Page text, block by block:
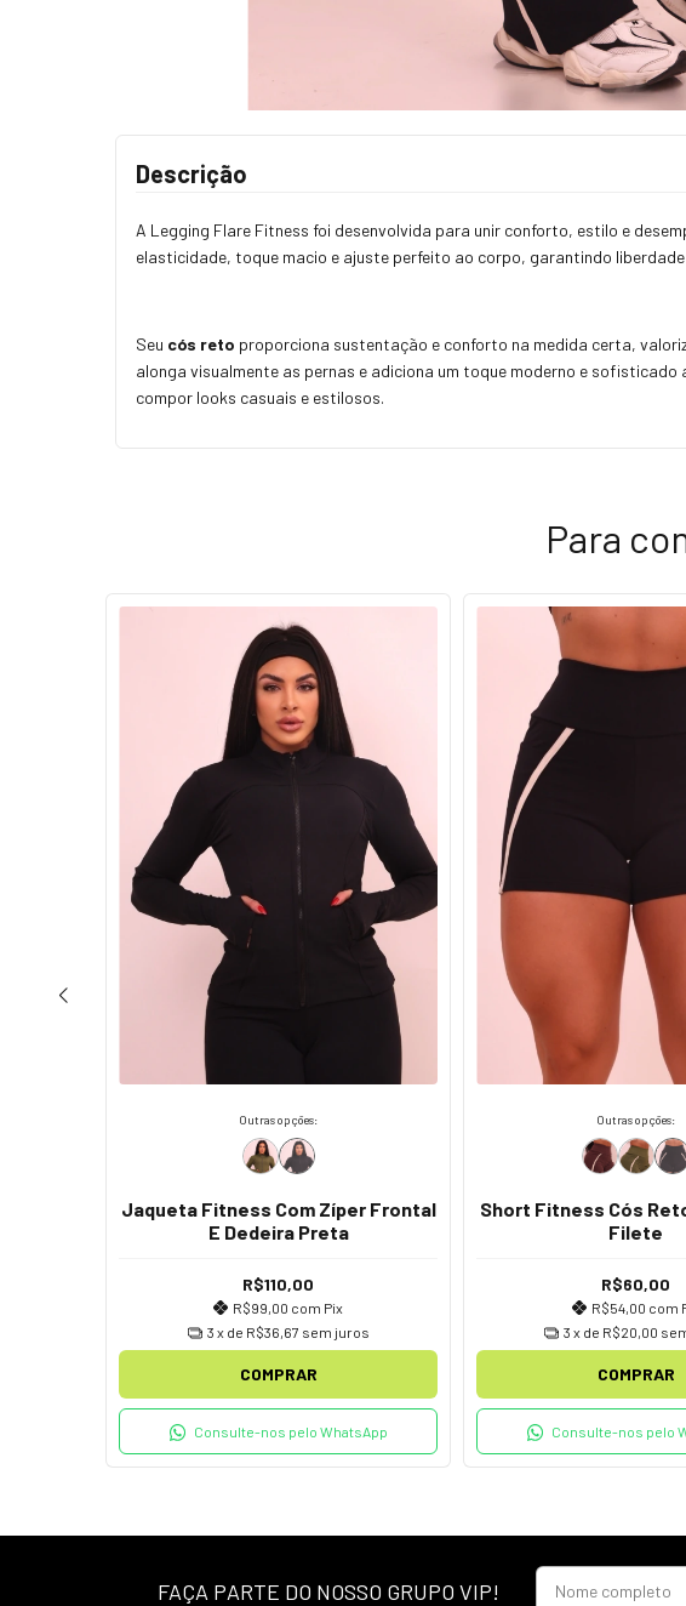
Descrição
A Legging Flare Fitness foi desenvolvida para unir conforto, estilo e
elasticidade, toque macio e ajuste perfeito ao corpo, garantindo
Seu cós reto proporciona sustentação e conforto na medida certa,
alonga visualmente as pernas e adiciona um toque moderno e sofisticado
compor looks casuais e estilosos.
Para
Outras opções:
Jaqueta Fitness Com Zíper Frontal
E Dedeira Preta
R$110,00
R$99,00 com Pix
3 x de R$36,67 sem juros
COMPRAR
Consulte-nos pelo WhatsApp
Outras opções:
Short Fitness Cós
Filete
R$60,00
R$54,00 com
3 x de R$20,00
COMPRAR
Consulte-nos pelo
FAÇA PARTE DO NOSSO GRUPO VIP!